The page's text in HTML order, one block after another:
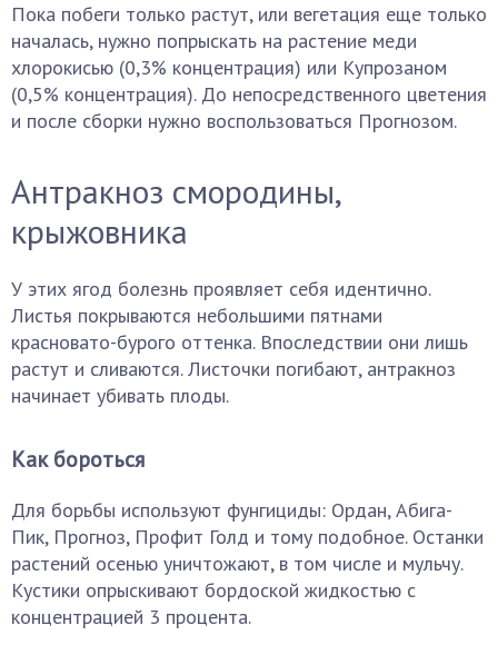
Пока побеги только растут, или вегетация еще только
началась, нужно попрыскать на растение меди
хлорокисью (0,3% концентрация) или Купрозаном
(0,5% концентрация). До непосредственного цветения
и после сборки нужно воспользоваться Прогнозом.
Антракноз смородины,
крыжовника
У этих ягод болезнь проявляет себя идентично.
Листья покрываются небольшими пятнами
красновато-бурого оттенка. Впоследствии они лишь
растут и сливаются. Листочки погибают, антракноз
начинает убивать плоды.
Как бороться
Для борьбы используют фунгициды: Ордан, Абига-
Пик, Прогноз, Профит Голд и тому подобное. Останки
растений осенью уничтожают, в том числе и мульчу.
Кустики опрыскивают бордоской жидкостью с
концентрацией 3 процента.